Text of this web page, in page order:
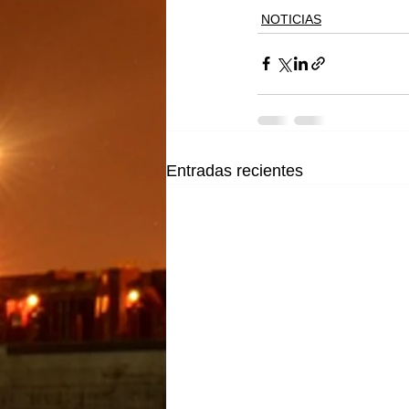
NOTICIAS
Entradas recientes